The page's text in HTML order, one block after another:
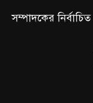
সম্পাদকের নির্বাচিত